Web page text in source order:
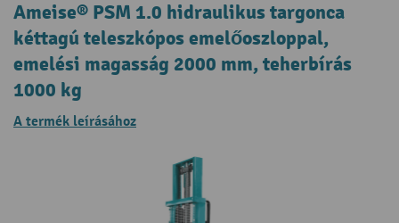
Ameise® PSM 1.0 hidraulikus targonca
kéttagú teleszkópos emelőoszloppal,
emelési magasság 2000 mm, teherbírás
1000 kg
A termék leírásához